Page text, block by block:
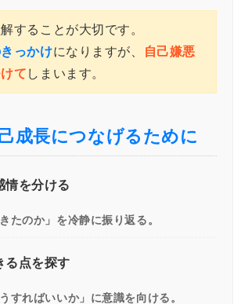
することが大切です。
っかけになりますが、
自己嫌悪
て しまいます。
成長につなげるために
情を分ける
きたのか」を冷静に振り返る。
る点を探す
うすればいいか」に意識を向ける。